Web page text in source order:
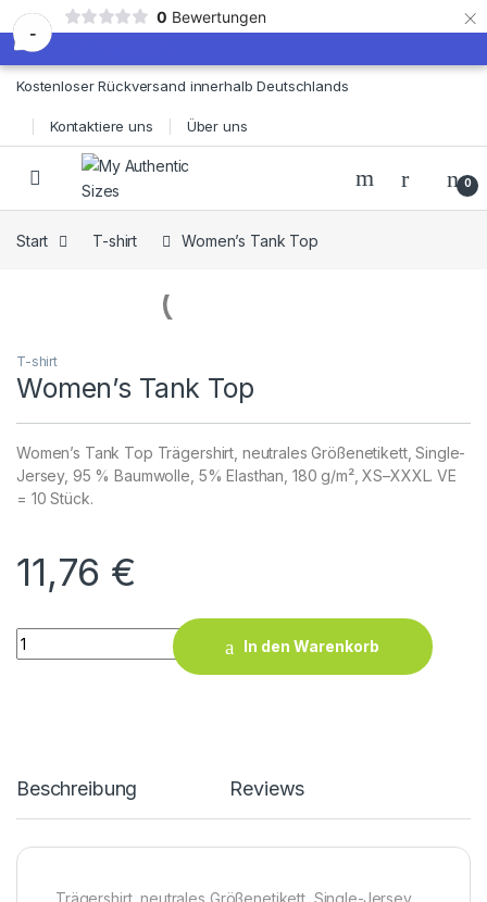
-
0 Bewertungen ×
Skip to navigation
Skip to content
Kostenloser Rückversand innerhalb Deutschlands
Kontaktiere uns Über uns
0
Start T-shirt Women’s Tank Top
T-shirt
Women’s Tank Top
Women’s Tank Top Trägershirt, neutrales Größenetikett, Single-
Jersey, 95 % Baumwolle, 5% Elasthan, 180 g/m², XS–XXXL. VE
= 10 Stück.
11,76 €
Women’s Tank Top quantity
In den Warenkorb
Beschreibung Reviews